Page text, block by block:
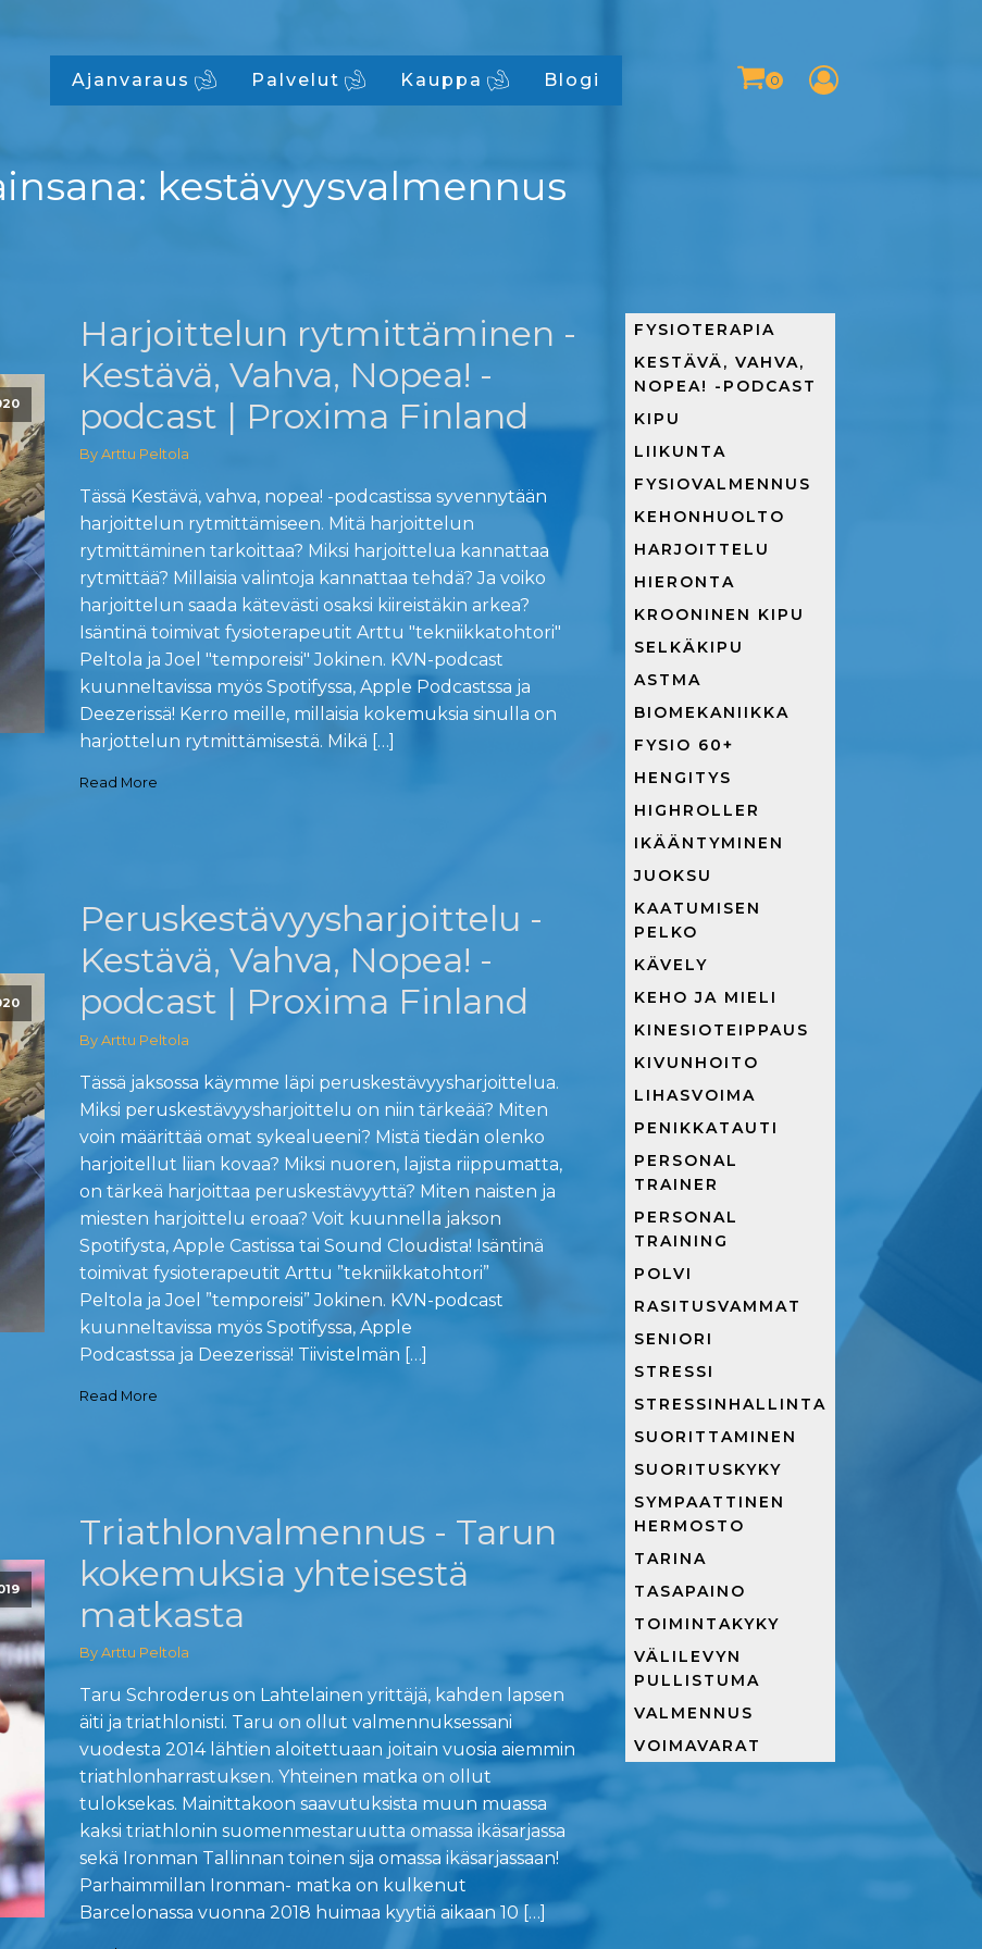
Ajanvaraus Palvelut Kauppa Blogi
kestävyysvalmennus
Harjoittelun rytmittäminen -
Kestävä, Vahva, Nopea! -
podcast | Proxima Finland
By Arttu Peltola
Tässä Kestävä, vahva, nopea! -podcastissa syvennytään
harjoittelun rytmittämiseen. Mitä harjoittelun
rytmittäminen tarkoittaa? Miksi harjoittelua kannattaa
rytmittää? Millaisia valintoja kannattaa tehdä? Ja voiko
harjoittelun saada kätevästi osaksi kiireistäkin arkea?
Isäntinä toimivat fysioterapeutit Arttu "tekniikkatohtori"
Peltola ja Joel "temporeisi" Jokinen. KVN-podcast
kuunneltavissa myös Spotifyssa, Apple Podcastssa ja
Deezerissä! Kerro meille, millaisia kokemuksia sinulla on
harjottelun rytmittämisestä. Mikä […]
Read More
Peruskestävyysharjoittelu -
Kestävä, Vahva, Nopea! -
podcast | Proxima Finland
By Arttu Peltola
Tässä jaksossa käymme läpi peruskestävyysharjoittelua.
Miksi peruskestävyysharjoittelu on niin tärkeää? Miten
voin määrittää omat sykealueeni? Mistä tiedän olenko
harjoitellut liian kovaa? Miksi nuoren, lajista riippumatta,
on tärkeä harjoittaa peruskestävyyttä? Miten naisten ja
miesten harjoittelu eroaa? Voit kuunnella jakson
Spotifysta, Apple Castissa tai Sound Cloudista! Isäntinä
toimivat fysioterapeutit Arttu ”tekniikkatohtori”
Peltola ja Joel ”temporeisi” Jokinen. KVN-podcast
kuunneltavissa myös Spotifyssa, Apple
Podcastssa ja Deezerissä! Tiivistelmän […]
Read More
Triathlonvalmennus - Tarun
kokemuksia yhteisestä
matkasta
By Arttu Peltola
Taru Schroderus on Lahtelainen yrittäjä, kahden lapsen
äiti ja triathlonisti. Taru on ollut valmennuksessani
vuodesta 2014 lähtien aloitettuaan joitain vuosia aiemmin
triathlonharrastuksen. Yhteinen matka on ollut
tuloksekas. Mainittakoon saavutuksista muun muassa
kaksi triathlonin suomenmestaruutta omassa ikäsarjassa
sekä Ironman Tallinnan toinen sija omassa ikäsarjassaan!
Parhaimmillan Ironman- matka on kulkenut
Barcelonassa vuonna 2018 huimaa kyytiä aikaan 10 […]
FYSIOTERAPIA
KESTÄVÄ, VAHVA,
NOPEA! -PODCAST
KIPU
LIIKUNTA
FYSIOVALMENNUS
KEHONHUOLTO
HARJOITTELU
HIERONTA
KROONINEN KIPU
SELKÄKIPU
ASTMA
BIOMEKANIIKKA
FYSIO 60+
HENGITYS
HIGHROLLER
IKÄÄNTYMINEN
JUOKSU
KAATUMISEN
PELKO
KÄVELY
KEHO JA MIELI
KINESIOTEIPPAUS
KIVUNHOITO
LIHASVOIMA
PENIKKATAUTI
PERSONAL
TRAINER
PERSONAL
TRAINING
POLVI
RASITUSVAMMAT
SENIORI
STRESSI
STRESSINHALLINTA
SUORITTAMINEN
SUORITUSKYKY
SYMPAATTINEN
HERMOSTO
TARINA
TASAPAINO
TOIMINTAKYKY
VÄLILEVYN
PULLISTUMA
VALMENNUS
VOIMAVARAT